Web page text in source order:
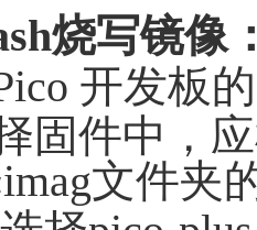
烧写镜像
Pico 开发
固件中，
文件夹